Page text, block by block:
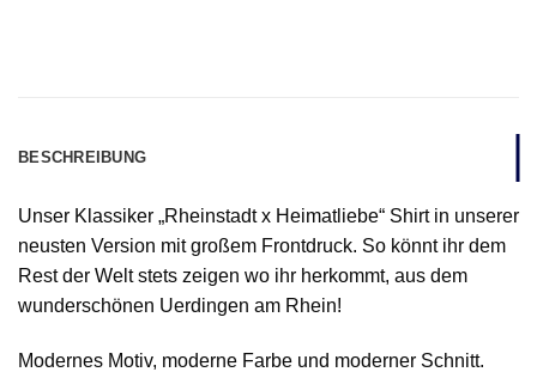
BESCHREIBUNG
Unser Klassiker „Rheinstadt x Heimatliebe“ Shirt in unserer
neusten Version mit großem Frontdruck. So könnt ihr dem
Rest der Welt stets zeigen wo ihr herkommt, aus dem
wunderschönen Uerdingen am Rhein!
Modernes Motiv, moderne Farbe und moderner Schnitt.